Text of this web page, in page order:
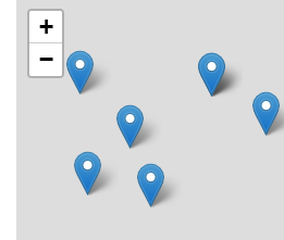
+
−